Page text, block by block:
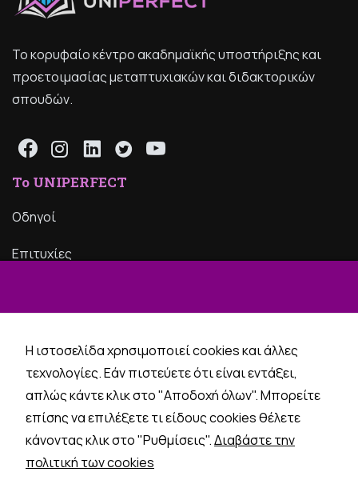
Το κορυφαίο κέντρο ακαδημαϊκής υποστήριξης και
προετοιμασίας μεταπτυχιακών και διδακτορικών
σπουδών.
Το UNIPERFECT
Οδηγοί
Επιτυχίες
Όροι Χρήσης
Υπηρεσίες
Προετοιμασία GMAT
Η ιστοσελίδα χρησιμοποιεί cookies και άλλες
τεχνολογίες. Εάν πιστεύετε ότι είναι εντάξει,
απλώς κάντε κλικ στο "Αποδοχή όλων". Μπορείτε
επίσης να επιλέξετε τι είδους cookies θέλετε
κάνοντας κλικ στο "Ρυθμίσεις".Διαβάστε την
πολιτική των cookies